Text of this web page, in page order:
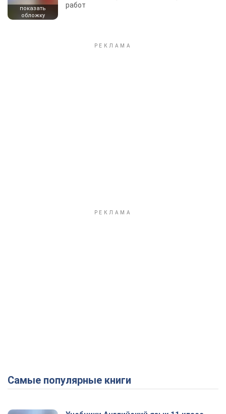
показать
обложку
работ
Самые популярные книги